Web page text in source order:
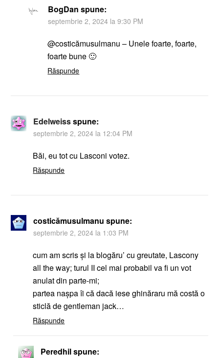
BogDan spune:
septembrie 2, 2024 la 9:30 PM
@costicămusulmanu – Unele foarte, foarte,
foarte bune 🙂
Răspunde
Edelweissspune:
septembrie 2, 2024 la 12:04 PM
Băi, eu tot cu Lasconi votez.
Răspunde
costicămusulmanu spune:
septembrie 2, 2024 la 1:03 PM
cum am scris și la blogăru’ cu greutate, Lascony
all the way; turul II cel mai probabil va fi un vot
anulat din parte-mi;
partea nașpa îi că dacă iese ghinăraru mă costă o
sticlă de gentleman jack…
Răspunde
Peredhilspune: